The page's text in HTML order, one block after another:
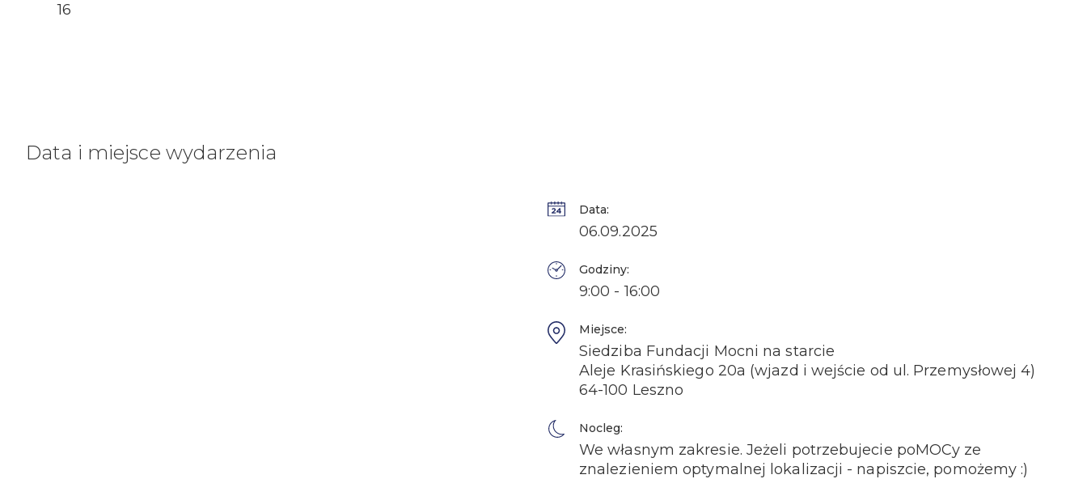
16
Data i miejsce wydarzenia
Data:
06.09.2025
Godziny:
9:00 - 16:00
Miejsce:
Siedziba Fundacji Mocni na starcie
Aleje Krasińskiego 20a (wjazd i wejście od ul. Przemysłowej 4)
64-100 Leszno
Nocleg:
We własnym zakresie. Jeżeli potrzebujecie poMOCy ze
znalezieniem optymalnej lokalizacji - napiszcie, pomożemy :)